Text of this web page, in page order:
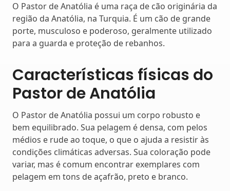
O Pastor de Anatólia é uma raça de cão originária da
região da Anatólia, na Turquia. É um cão de grande
porte, musculoso e poderoso, geralmente utilizado
para a guarda e proteção de rebanhos.
Características físicas do
Pastor de Anatólia
O Pastor de Anatólia possui um corpo robusto e
bem equilibrado. Sua pelagem é densa, com pelos
médios e rude ao toque, o que o ajuda a resistir às
condições climáticas adversas. Sua coloração pode
variar, mas é comum encontrar exemplares com
pelagem em tons de açafrão, preto e branco.